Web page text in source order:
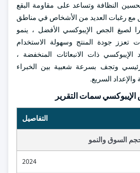
النظافة وتساعد على مقاومة البقع
مع رغبات العديد من الأشخاص في مناطق
لصيغ الجص الإيبوكسي الأفضل ، ينمو
تعزز جودة المنتج وسهولة الاستخدام
ذات الانبعاثات المنخفضة ،
وتجف بسرعة شعبية بين الخبراء
والإعداد السريع.
سمات التقرير
التفاصيل
السوق والنمو
2024